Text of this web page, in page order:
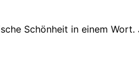
Schönheit in einem